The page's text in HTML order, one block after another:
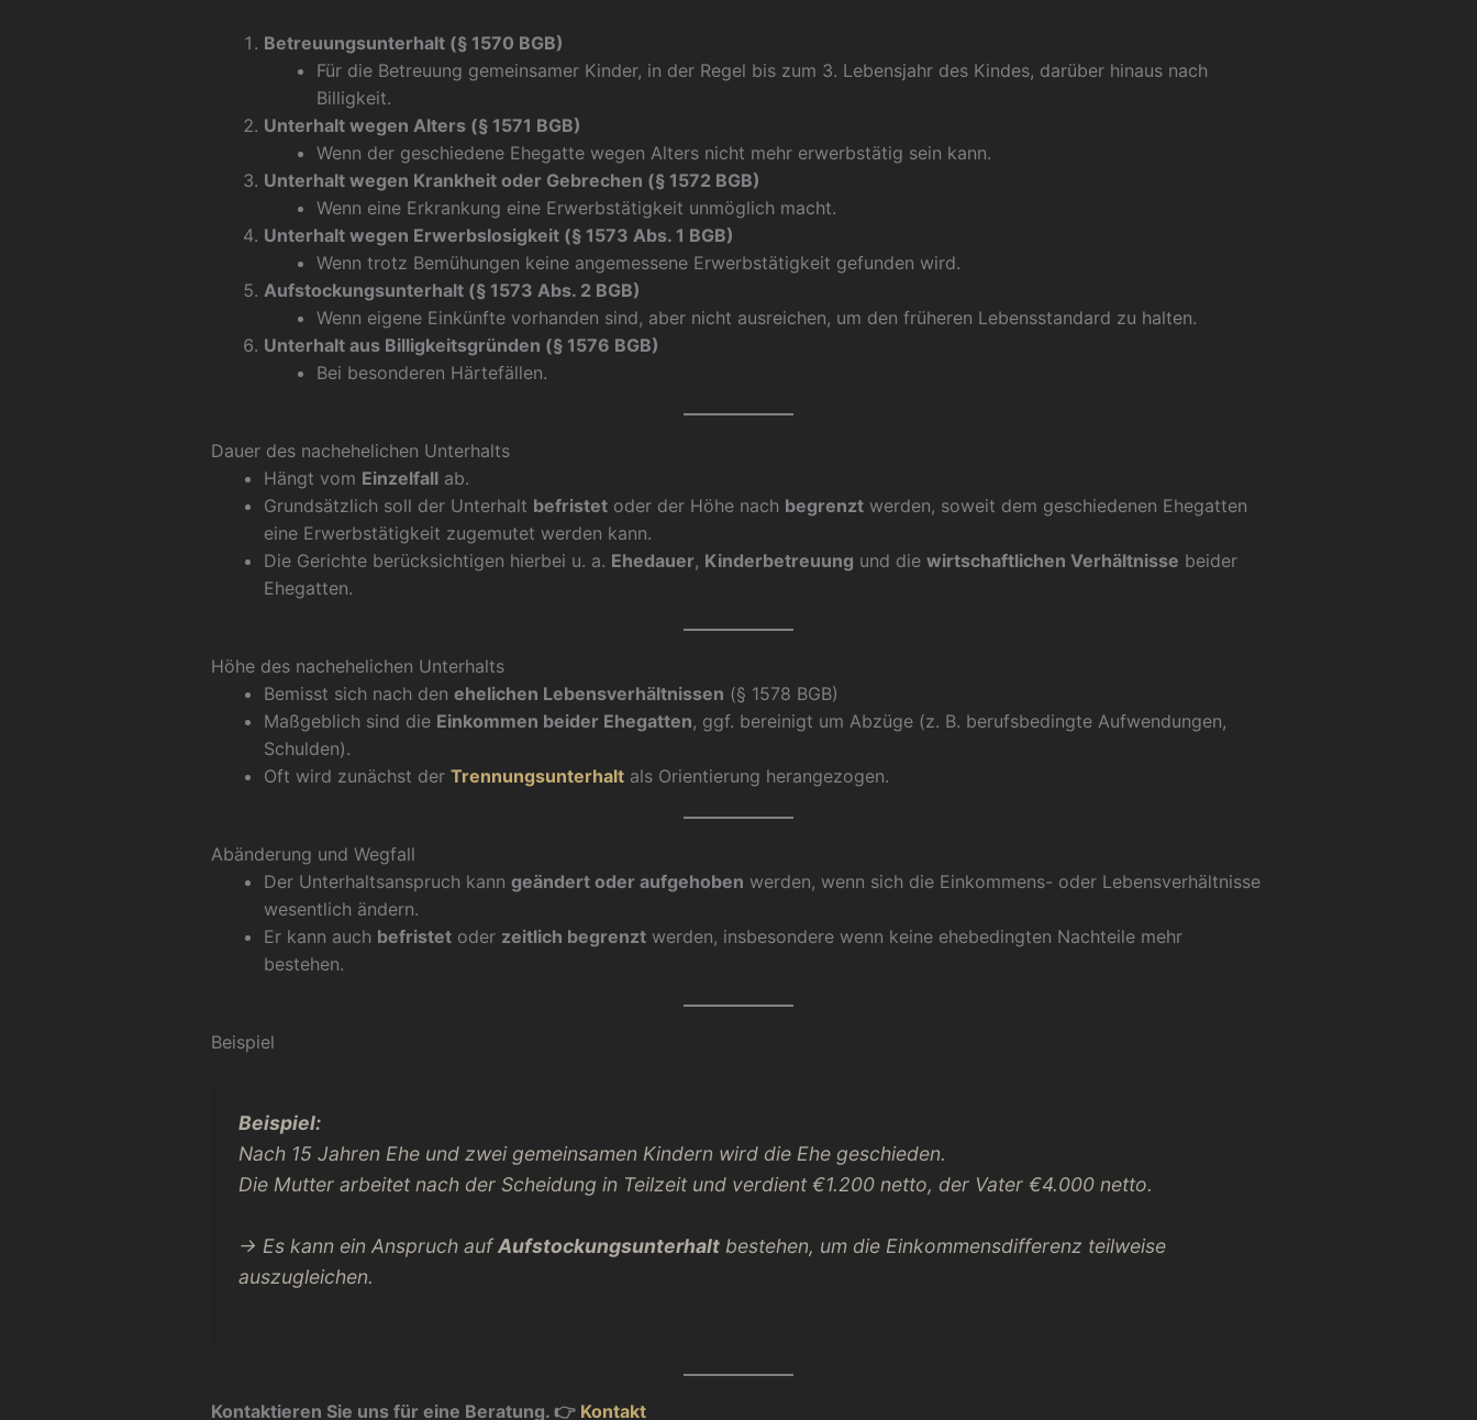
Betreuungsunterhalt (§ 1570 BGB)
Für die Betreuung gemeinsamer Kinder, in der Regel bis zum 3. Lebensjahr des Kindes, darüber hinaus nach
Billigkeit.
Unterhalt wegen Alters (§ 1571 BGB)
Wenn der geschiedene Ehegatte wegen Alters nicht mehr erwerbstätig sein kann.
Unterhalt wegen Krankheit oder Gebrechen (§ 1572 BGB)
Wenn eine Erkrankung eine Erwerbstätigkeit unmöglich macht.
Unterhalt wegen Erwerbslosigkeit (§ 1573 Abs. 1 BGB)
Wenn trotz Bemühungen keine angemessene Erwerbstätigkeit gefunden wird.
Aufstockungsunterhalt (§ 1573 Abs. 2 BGB)
Wenn eigene Einkünfte vorhanden sind, aber nicht ausreichen, um den früheren Lebensstandard zu halten.
Unterhalt aus Billigkeitsgründen (§ 1576 BGB)
Bei besonderen Härtefällen.
Dauer des nachehelichen Unterhalts
Hängt vom Einzelfall ab.
Grundsätzlich soll der Unterhalt befristet oder der Höhe nach begrenzt werden, soweit dem geschiedenen Ehegatten
eine Erwerbstätigkeit zugemutet werden kann.
Die Gerichte berücksichtigen hierbei u. a. Ehedauer, Kinderbetreuung und die wirtschaftlichen Verhältnisse beider
Ehegatten.
Höhe des nachehelichen Unterhalts
Bemisst sich nach den ehelichen Lebensverhältnissen (§ 1578 BGB)
Maßgeblich sind die Einkommen beider Ehegatten, ggf. bereinigt um Abzüge (z. B. berufsbedingte Aufwendungen,
Schulden).
Oft wird zunächst der Trennungsunterhalt als Orientierung herangezogen.
Abänderung und Wegfall
Der Unterhaltsanspruch kann geändert oder aufgehoben werden, wenn sich die Einkommens- oder Lebensverhältnisse
wesentlich ändern.
Er kann auch befristet oder zeitlich begrenzt werden, insbesondere wenn keine ehebedingten Nachteile mehr
bestehen.
Beispiel
Beispiel:
Nach 15 Jahren Ehe und zwei gemeinsamen Kindern wird die Ehe geschieden.
Die Mutter arbeitet nach der Scheidung in Teilzeit und verdient €1.200 netto, der Vater €4.000 netto.
→ Es kann ein Anspruch aufAufstockungsunterhalt bestehen, um die Einkommensdifferenz teilweise
auszugleichen.
Kontaktieren Sie uns für eine Beratung. 👉 Kontakt